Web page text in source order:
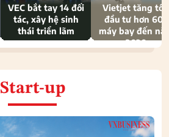
VEC bắt tay 14 đối
tác, xây hệ sinh
thái triển lãm
Vietjet tăng
đầu tư hơn 600
máy bay đến
2030
Start-up